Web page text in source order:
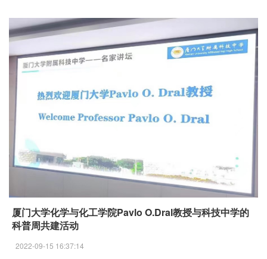
厦门大学化学与化工学院Pavlo O.Dral教授与科技中学的
科普周共建活动
2022-09-15 16:37:14